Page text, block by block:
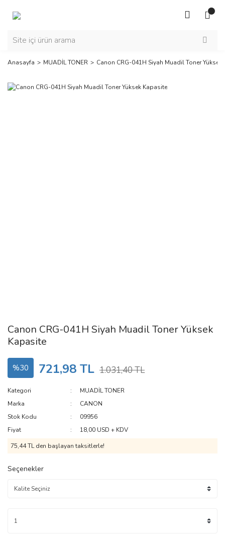
Anasayfa MUADİL TONER Canon CRG-041H Siyah Muadil Toner Yüksek
Canon CRG-041H Siyah Muadil Toner Yüksek
Kapasite
%30 721,98 TL 1.031,40 TL
Kategori
MUADİL TONER
Marka
CANON
Stok Kodu
09956
Fiyat
18,00 USD + KDV
75,44 TL den başlayan taksitlerle!
Seçenekler